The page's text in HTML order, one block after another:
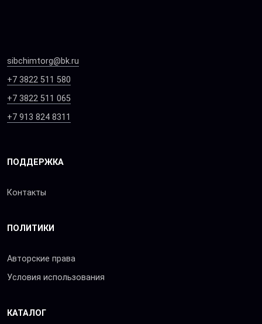
sibchimtorg@bk.ru
+7 3822 511 580
+7 3822 511 065
+7 913 824 8311
ПОДДЕРЖКА
Контакты
ПОЛИТИКИ
Авторские права
Условия использования
КАТАЛОГ